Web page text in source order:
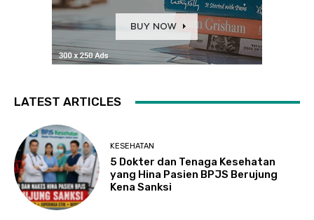
LATEST ARTICLES
KESEHATAN
5 Dokter dan Tenaga Kesehatan
yang Hina Pasien BPJS Berujung
Kena Sanksi